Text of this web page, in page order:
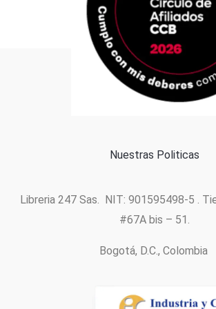
Formas de pago
Nuestras Politicas
Libreria 247 Sas. NIT: 901595498-5 .
#67A bis – 51.
Bogotá, D.C., Colombia